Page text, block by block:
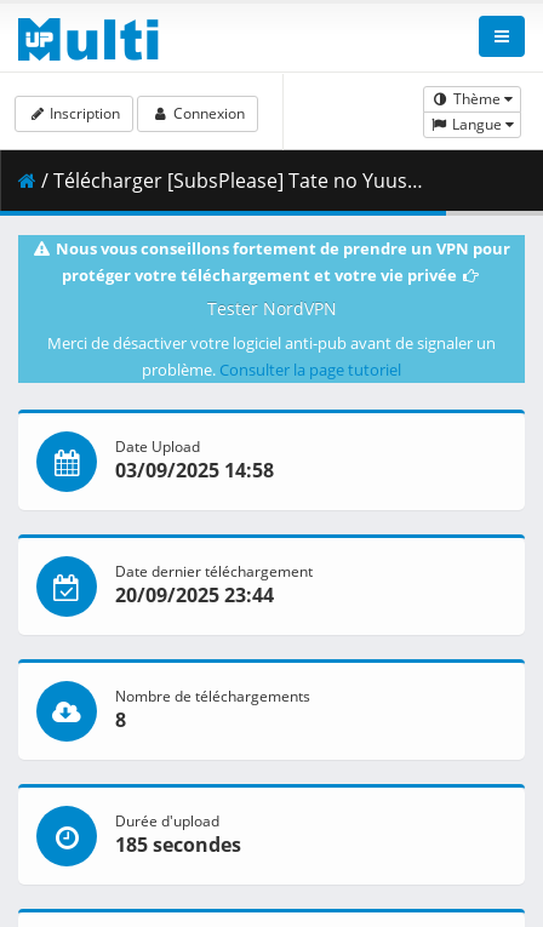
Thème
Langue
Inscription Connexion
/ Télécharger [SubsPlease] Tate no Yuusha no Nariagari S4 - 09 (1080p) [5FE5BB26].mkv.003 ( 459.05 MB )
Nous vous conseillons fortement de prendre un VPN pour
protéger votre téléchargement et votre vie privée
Tester NordVPN
Merci de désactiver votre logiciel anti-pub avant de signaler un
problème. Consulter la page tutoriel
Date Upload
03/09/2025 14:58
Date dernier téléchargement
20/09/2025 23:44
Nombre de téléchargements
8
Durée d'upload
185 secondes